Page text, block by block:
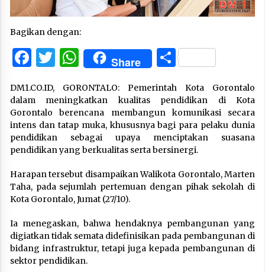
Bagikan dengan:
Facebook
Twitter
WhatsApp
Share Share
DM1.CO.ID, GORONTALO: Pemerintah Kota Gorontalo
dalam meningkatkan kualitas pendidikan di Kota
Gorontalo berencana membangun komunikasi secara
intens dan tatap muka, khususnya bagi para pelaku dunia
pendidikan sebagai upaya menciptakan suasana
pendidikan yang berkualitas serta bersinergi.
Harapan tersebut disampaikan Walikota Gorontalo, Marten
Taha, pada sejumlah pertemuan dengan pihak sekolah di
Kota Gorontalo, Jumat (27/10).
Ia menegaskan, bahwa hendaknya pembangunan yang
digiatkan tidak semata didefinisikan pada pembangunan di
bidang infrastruktur, tetapi juga kepada pembangunan di
sektor pendidikan.